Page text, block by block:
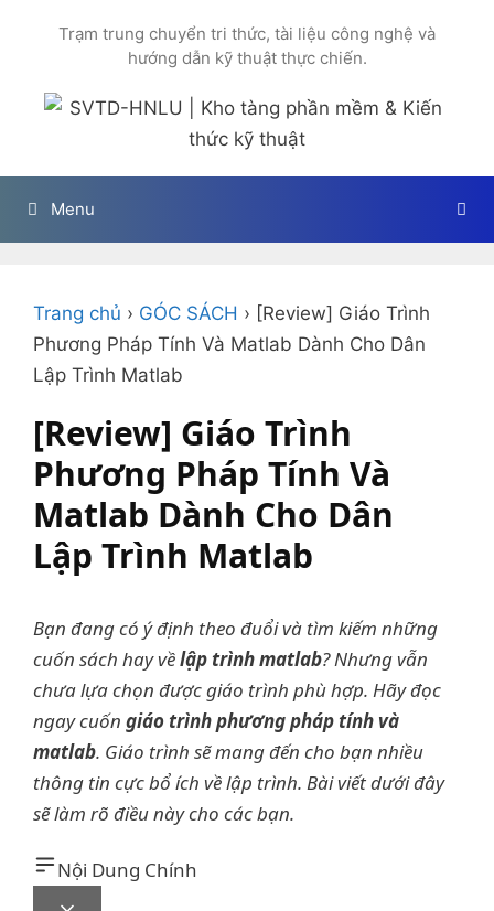
Trạm trung chuyển tri thức, tài liệu công nghệ và
hướng dẫn kỹ thuật thực chiến.
Menu
Trang chủ › GÓC SÁCH › [Review] Giáo Trình
Phương Pháp Tính Và Matlab Dành Cho Dân
Lập Trình Matlab
[Review] Giáo Trình
Phương Pháp Tính Và
Matlab Dành Cho Dân
Lập Trình Matlab
Bạn đang có ý định theo đuổi và tìm kiếm những
cuốn sách hay vềlập trình matlab? Nhưng vẫn
chưa lựa chọn được giáo trình phù hợp. Hãy đọc
ngay cuốn giáo trình phương pháp tính và
matlab. Giáo trình sẽ mang đến cho bạn nhiều
thông tin cực bổ ích về lập trình. Bài viết dưới đây
sẽ làm rõ điều này cho các bạn.
Nội Dung Chính